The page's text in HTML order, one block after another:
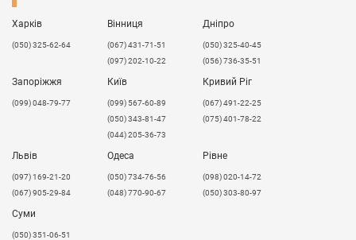
кольорового скла для світлодіодного
підсвічування - ціну та терміни, уточнюйте у
Надаємо послуги прямолінійного і криволінійного
різу.
Можливі розбіжності в товщині матеріалу !!!
Харків
(050) 325-62-64
Вінниця
(067) 431-71-51
(097) 202-10-22
Дніпро
(050) 325-40-45
(056) 736-35-51
Запоріжжя
(099) 048-79-77
Київ
(099) 567-60-89
(050) 343-81-47
(044) 205-36-73
Кривий Ріг
(067) 491-22-25
(075) 401-78-22
Львів
​(097) 169-21-20
(067) 905-29-84
Одеса
(050) 734-76-56
(048) 770-90-67
Рівне
(098) 020-14-72
(050) 303-80-97
Суми
(050) 351-06-51